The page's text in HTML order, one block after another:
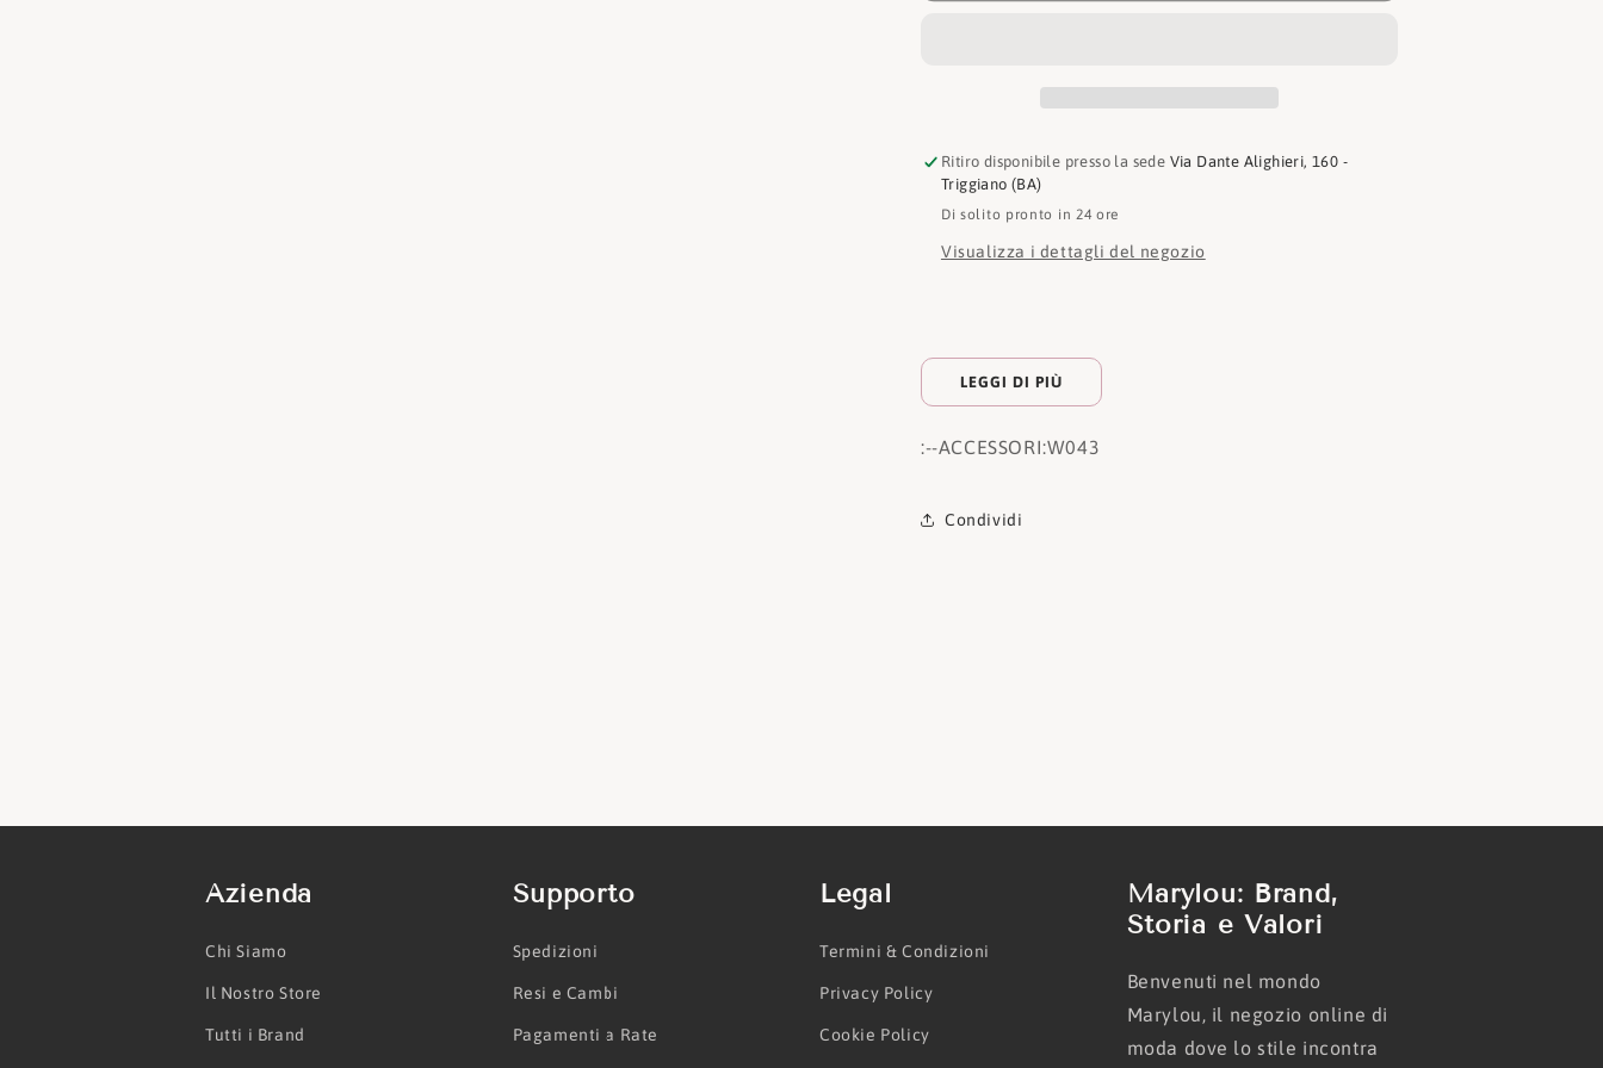
Ritiro disponibile presso la sede Via Dante Alighieri, 160 -
Triggiano (BA)
Di solito pronto in 24 ore
Visualizza i dettagli del negozio
LEGGI DI PIÙ
:--ACCESSORI:W043
Condividi
Azienda
Chi Siamo
Il Nostro Store
Tutti i Brand
Supporto
Spedizioni
Resi e Cambi
Pagamenti a Rate
Legal
Termini & Condizioni
Privacy Policy
Cookie Policy
Marylou: Brand,
Storia e Valori
Benvenuti nel mondo
Marylou, il negozio online di
moda dove lo stile incontra